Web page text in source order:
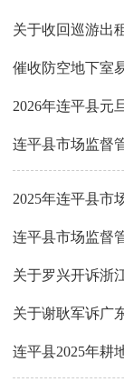
关于收回巡游出
催收防空地下室
2026年连平县元
连平县市场监督
2025年连平县市
连平县市场监督
关于罗兴开诉浙
关于谢耿军诉广
连平县2025年耕